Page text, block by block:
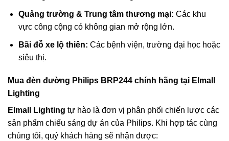
Quảng trường & Trung tâm thương mại: Các khu
vực công cộng có không gian mở rộng lớn.
Bãi đỗ xe lộ thiên: Các bệnh viện, trường đại học hoặc
siêu thị.
Mua đèn đường Philips BRP244 chính hãng tại Elmall
Lighting
Elmall Lighting tự hào là đơn vị phân phối chiến lược các
sản phẩm chiếu sáng dự án của Philips. Khi hợp tác cùng
chúng tôi, quý khách hàng sẽ nhận được: